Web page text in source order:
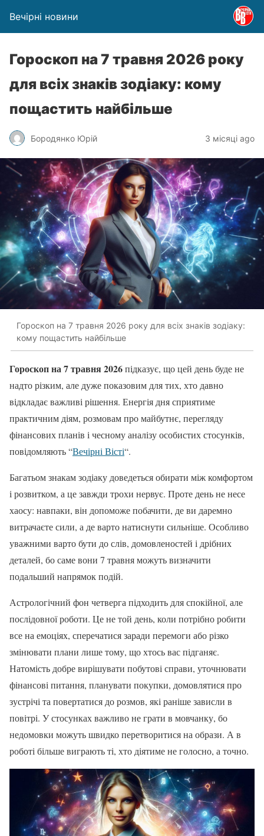
Вечірні новини
Гороскоп на 7 травня 2026 року
для всіх знаків зодіаку: кому
пощастить найбільше
Бородянко Юрій 3 місяці ago
Гороскоп на 7 травня 2026 року для всіх знаків зодіаку:
кому пощастить найбільше
Гороскоп на 7 травня 2026підказує, що цей день буде не
надто різким, але дуже показовим для тих, хто давно
відкладає важливі рішення. Енергія дня сприятиме
практичним діям, розмовам про майбутнє, перегляду
фінансових планів і чесному аналізу особистих стосунків,
повідомляють “Вечірні Вісті“.
Багатьом знакам зодіаку доведеться обирати між комфортом
і розвитком, а це завжди трохи нервує. Проте день не несе
хаосу: навпаки, він допоможе побачити, де ви даремно
витрачаєте сили, а де варто натиснути сильніше. Особливо
уважними варто бути до слів, домовленостей і дрібних
деталей, бо саме вони 7 травня можуть визначити
подальший напрямок подій.
Астрологічний фон четверга підходить для спокійної, але
послідовної роботи. Це не той день, коли потрібно робити
все на емоціях, сперечатися заради перемоги або різко
змінювати плани лише тому, що хтось вас підганяє.
Натомість добре вирішувати побутові справи, уточнювати
фінансові питання, планувати покупки, домовлятися про
зустрічі та повертатися до розмов, які раніше зависли в
повітрі. У стосунках важливо не грати в мовчанку, бо
недомовки можуть швидко перетворитися на образи. А в
роботі більше виграють ті, хто діятиме не голосно, а точно.